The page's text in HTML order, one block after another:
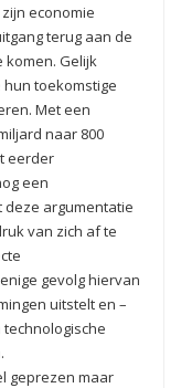
economie
terug aan de
komen. Gelijk
toekomstige
Met een
naar 800
eerder
een
deze argumentatie
van zich af te
gevolg hiervan
uitstelt en –
geprezen maar